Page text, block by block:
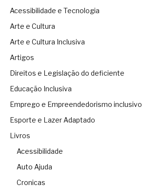
Acessibilidade e Tecnologia
Arte e Cultura
Arte e Cultura Inclusiva
Artigos
Direitos e Legislação do deficiente
Educação Inclusiva
Emprego e Empreendedorismo inclusivo
Esporte e Lazer Adaptado
Livros
Acessibilidade
Auto Ajuda
Cronicas